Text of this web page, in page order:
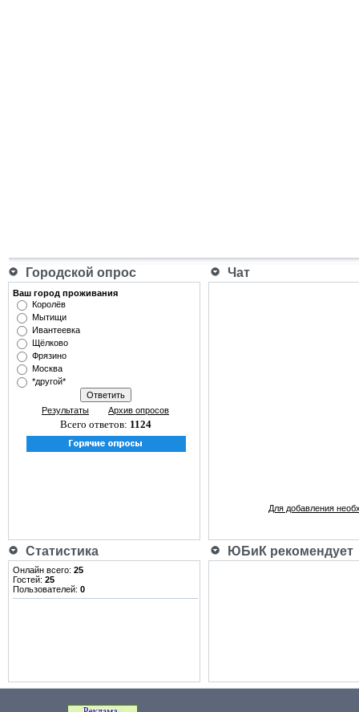
Городской опрос Чат
Ваш город проживания
Королёв
Мытищи
Ивантеевка
Щёлково
Фрязино
Москва
*другой*
Результаты Архив опросов
Всего ответов: 1124
Для добавления
Статистика ЮБиК рекомендует
Онлайн всего: 25
Гостей: 25
Пользователей: 0